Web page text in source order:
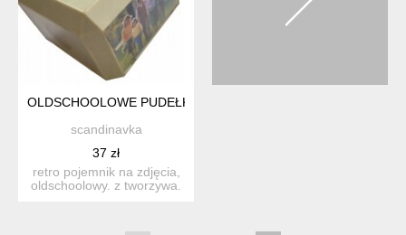
OLDSCHOOLOWE PUDEŁKO NA ZDJĘCIA POJEMNIK
scandinavka
37 zł
retro pojemnik na zdjęcia,
oldschoolowy. z tworzywa.